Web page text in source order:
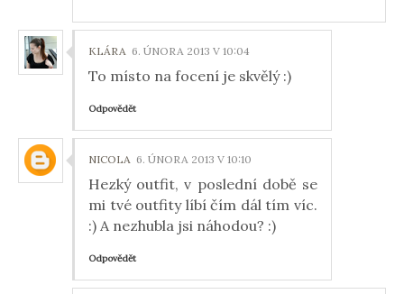
KLÁRA 6. ÚNORA 2013 V 10:04
To místo na focení je skvělý :)
Odpovědět
NICOLA 6. ÚNORA 2013 V 10:10
Hezký outfit, v poslední době se
mi tvé outfity líbí čím dál tím víc.
:) A nezhubla jsi náhodou? :)
Odpovědět